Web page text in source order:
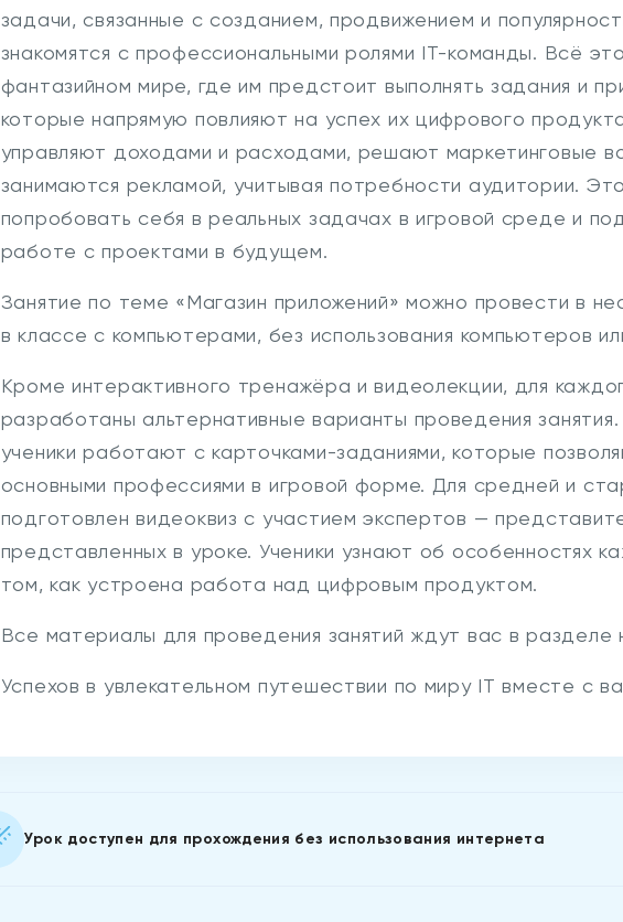
задачи, связанные с созданием, продвижением и
знакомятся с профессиональными ролями IT-команды. Всё
фантазийном мире, где им предстоит выполнять задания и
которые напрямую повлияют на успех их цифрового
управляют доходами и расходами, решают маркетинговые
занимаются рекламой, учитывая потребности аудитории.
попробовать себя в реальных задачах в игровой среде и
работе с проектами в будущем.
Занятие по теме «Магазин приложений» можно провести в
в классе с компьютерами, без использования компьютеров
Кроме интерактивного тренажёра и видеолекции, для
разработаны альтернативные варианты проведения
ученики работают с карточками-заданиями, которые
основными профессиями в игровой форме. Для средней и
подготовлен видеоквиз с участием экспертов —
представленных в уроке. Ученики узнают об особенностях
том, как устроена работа над цифровым продуктом.
Все материалы для проведения занятий ждут вас в разделе
Успехов в увлекательном путешествии по миру IT вместе с
Урок доступен для прохождения без использования интернета